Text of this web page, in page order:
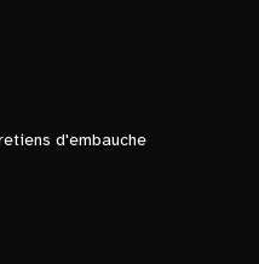
d'embauche